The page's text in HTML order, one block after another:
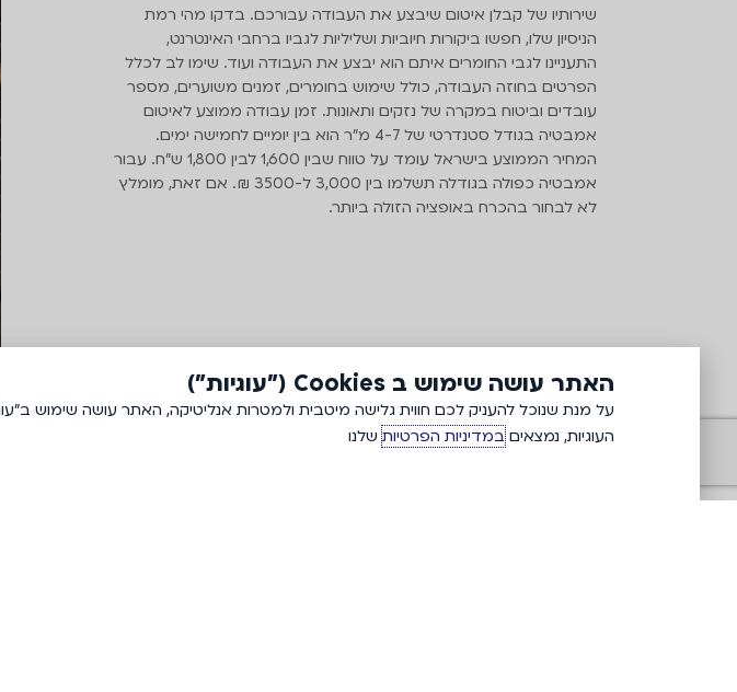
שירותיו של קבלן איטום שיבצע את העבודה עבורכם. בדקו מהי רמת
הניסיון שלו, חפשו ביקורות חיוביות ושליליות לגביו ברחבי האינטרנט,
התעניינו לגבי החומרים איתם הוא יבצע את העבודה ועוד. שימו לב לכלל
הפרטים בחוזה העבודה, כולל שימוש בחומרים, זמנים משוערים, מספר
עובדים וביטוח במקרה של נזקים ותאונות. זמן עבודה ממוצע לאיטום
אמבטיה בגודל סטנדרטי של 4-7 מ"ר הוא בין יומיים לחמישה ימים.
המחיר הממוצע בישראל עומד על טווח שבין 1,600 לבין 1,800 ש"ח. עבור
אמבטיה כפולה בגודלה תשלמו בין 3,000 ל-3500 ₪. אם זאת, מומלץ
לא לבחור בהכרח באופציה הזולה ביותר.
האתר עושה שימוש ב Cookies ("עוגיות")
העוגיות, נמצאיםבמדיניות הפרטיותשלנו